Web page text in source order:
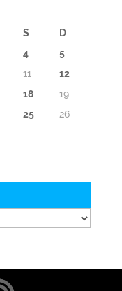
S
D
4
5
11
12
18
19
25
26